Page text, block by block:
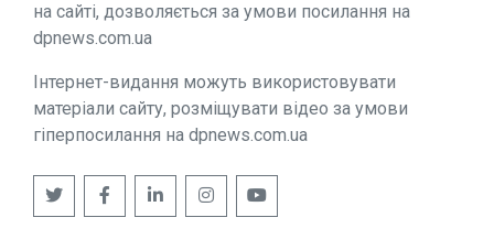
на сайті, дозволяється за умови посилання на
dpnews.com.ua
Інтернет-видання можуть використовувати
матеріали сайту, розміщувати відео за умови
гіперпосилання на dpnews.com.ua